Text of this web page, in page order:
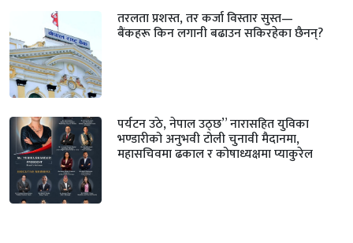
तरलता प्रशस्त, तर कर्जा विस्तार सुस्त—
बैंकहरू किन लगानी बढाउन सकिरहेका छैनन्?
पर्यटन उठे, नेपाल उठ्छ” नारासहित युविका
भण्डारीको अनुभवी टोली चुनावी मैदानमा,
महासचिवमा ढकाल र कोषाध्यक्षमा प्याकुरेल